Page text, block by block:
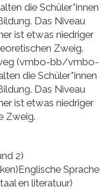
die Schüler*innen
Das Niveau
ist etwas niedriger
Zweig.
(vmbo-bb/vmbo-
die Schüler*innen
Das Niveau
ist etwas niedriger
Zweig.
2)
Sprache
en literatuur)